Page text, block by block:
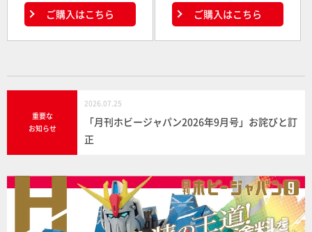
ご購入はこちら ご購入はこちら
重要な
お知らせ
2026.07.25
「月刊ホビージャパン2026年9月号」お詫びと訂
正